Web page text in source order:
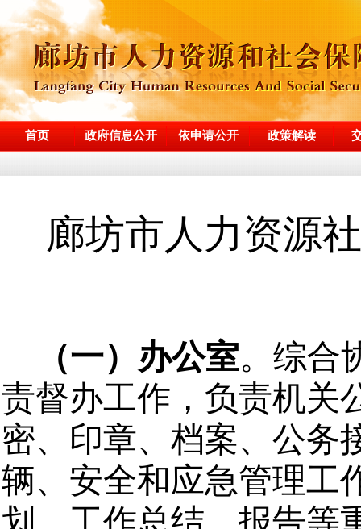
首页 政府信息公开 依申请公开 政策解读